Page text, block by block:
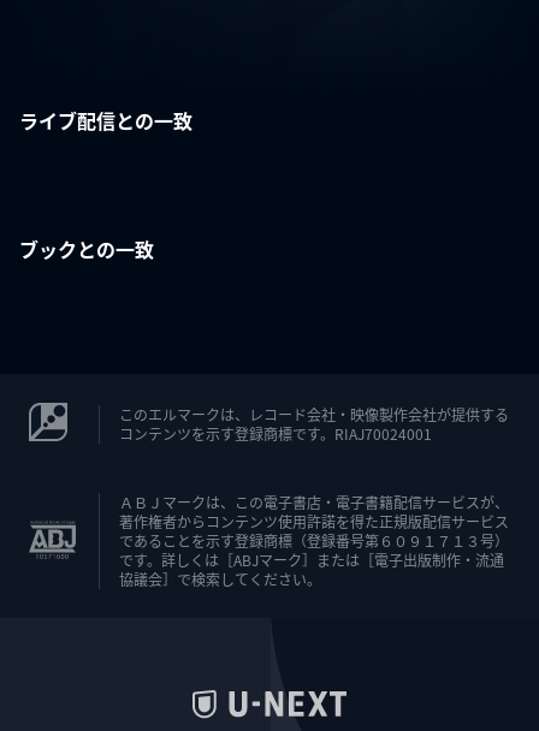
ライブ配信との一致
ブックとの一致
このエルマークは、レコード会社・映像製作会社が提供する
コンテンツを示す登録商標です。RIAJ70024001
ＡＢＪマークは、この電子書店・電子書籍配信サービスが、
著作権者からコンテンツ使用許諾を得た正規版配信サービス
であることを示す登録商標（登録番号第６０９１７１３号）
です。詳しくは［ABJマーク］または［電子出版制作・流通
協議会］で検索してください。